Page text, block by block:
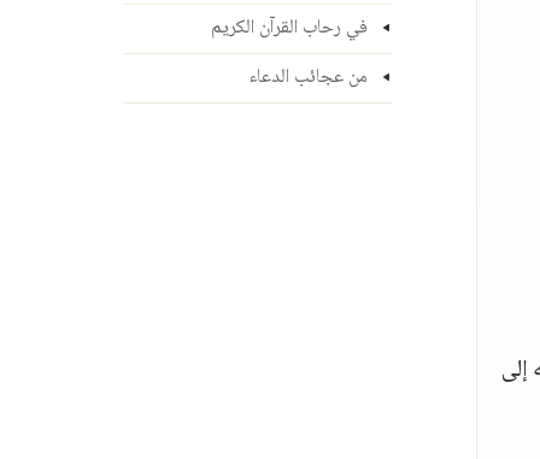
في رحاب القرآن الكريم
من عجائب الدعاء